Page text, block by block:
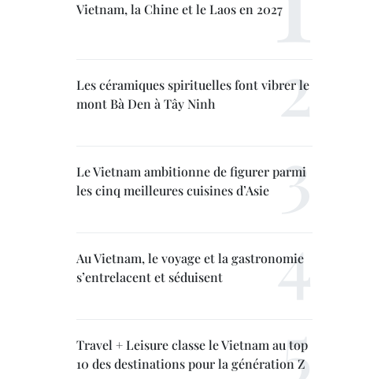
Vietnam, la Chine et le Laos en 2027
Les céramiques spirituelles font vibrer le
mont Bà Den à Tây Ninh
Le Vietnam ambitionne de figurer parmi
les cinq meilleures cuisines d’Asie
Au Vietnam, le voyage et la gastronomie
s’entrelacent et séduisent
Travel + Leisure classe le Vietnam au top
10 des destinations pour la génération Z